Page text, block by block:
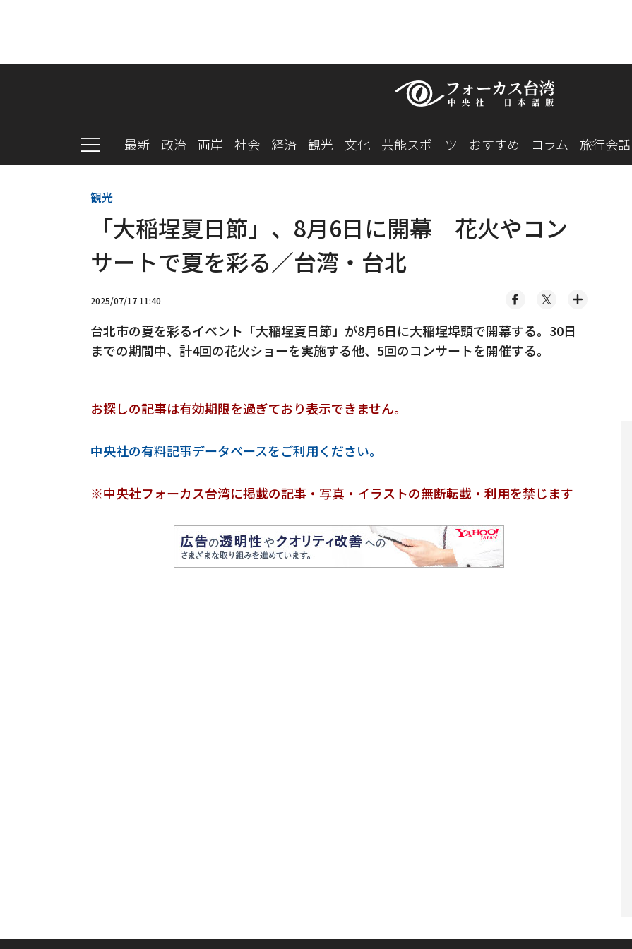
最新 政治 両岸 社会 経済 観光 文化 芸能スポーツ おすすめ コラム 旅行会話
観光
「大稲埕夏日節」、8月6日に開幕 花火やコン
サートで夏を彩る／台湾・台北
2025/07/17 11:40
台北市の夏を彩るイベント「大稲埕夏日節」が8月6日に大稲埕埠頭で開幕する。30日
までの期間中、計4回の花火ショーを実施する他、5回のコンサートを開催する。
お探しの記事は有効期限を過ぎており表示できません。
中央社の有料記事データベースをご利用ください。
※中央社フォーカス台湾に掲載の記事・写真・イラストの無断転載・利用を禁じます